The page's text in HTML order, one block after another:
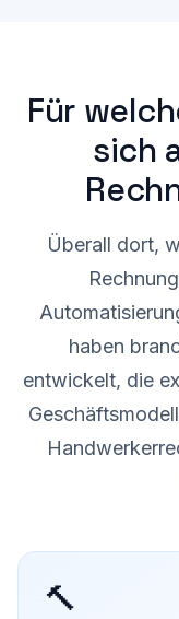
Für
sich
Überall dort,
haben
entwickelt, die
🔨